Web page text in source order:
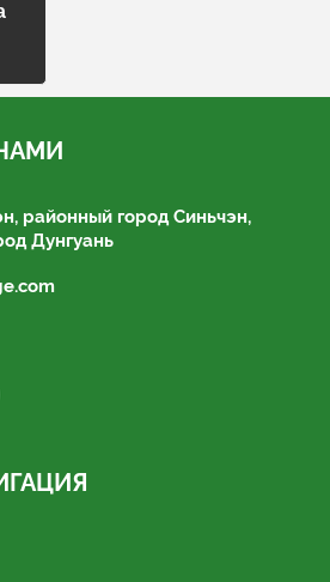
районный город Синьчэн,
Дунгуань